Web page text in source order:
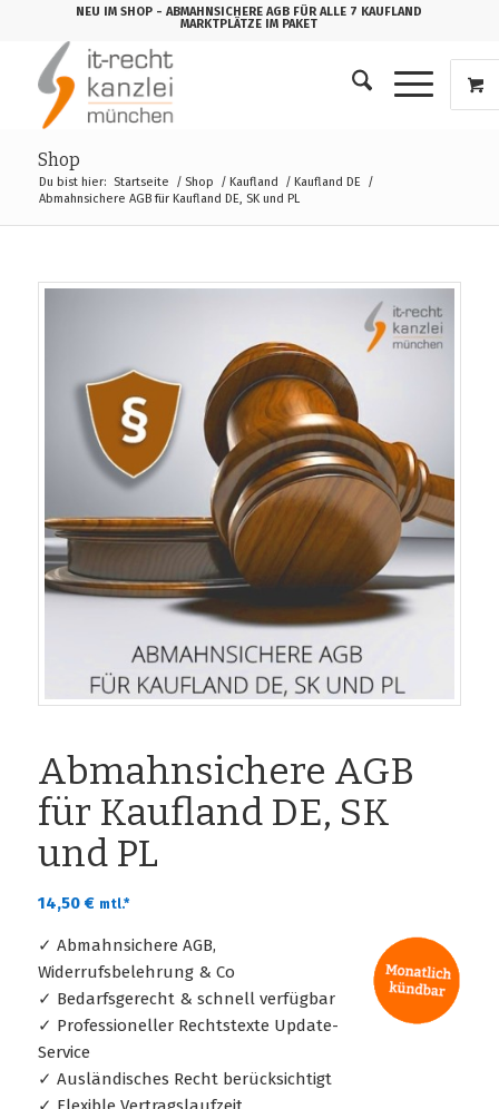
NEU IM SHOP - ABMAHNSICHERE AGB FÜR ALLE 7 KAUFLAND
MARKTPLÄTZE IM PAKET
Shop
Du bist hier: Startseite / Shop / Kaufland / Kaufland DE
/
Abmahnsichere AGB für Kaufland DE, SK und PL
Abmahnsichere AGB
für Kaufland DE, SK
und PL
14,50€ mtl.*
✓ Abmahnsichere AGB,
Widerrufsbelehrung & Co
✓ Bedarfsgerecht & schnell verfügbar
✓ Professioneller Rechtstexte Update-
Service
✓ Ausländisches Recht berücksichtigt